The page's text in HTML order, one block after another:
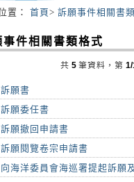
置 ： 首頁> 訴願事件相關書
事件相關書類格式
共 5 筆資料，第
訴願書
訴願委任書
訴願撤回申請書
訴願閱覽卷宗申請書
向海洋委員會海巡署提起訴願